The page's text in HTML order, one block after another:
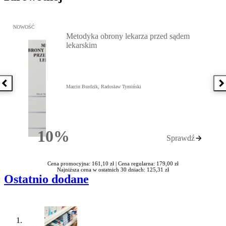
Poprzednia książka
Przejdź do: Metodyka obrony lekarza przed sądem lekarskim,
NOWOŚĆ
10%Rabatu
Metodyka obrony lekarza przed sądem
lekarskim
Marcin Burdzik, Radosław Tymiński
Sprawdź
Cena promocyjna: 161,10 zł | Cena regularna: 179,00 zł
Najniższa cena w ostatnich 30 dniach: 125,31 zł
Ostatnio dodane